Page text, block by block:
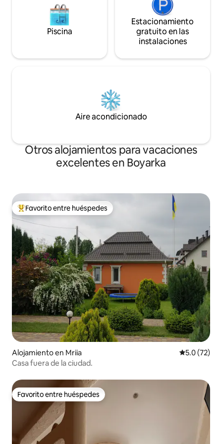
Piscina
Estacionamiento
gratuito en las
instalaciones
Aire acondicionado
Otros alojamientos para vacaciones
excelentes en Boyarka
Favorito entre huéspedes preferido
Favorito entre huéspedes
Alojamiento en Mriia Calificación
5.0 (72)
Casa fuera de la ciudad.
Favorito entre huéspedes
Favorito entre huéspedes